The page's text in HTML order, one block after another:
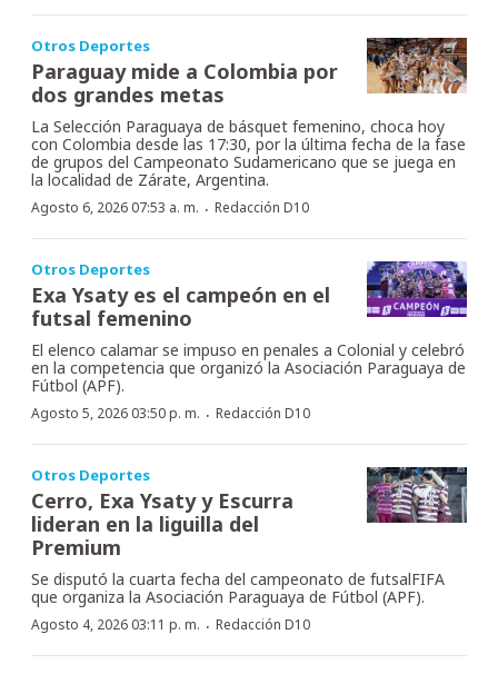
Otros Deportes
Paraguay mide a Colombia por
dos grandes metas
La Selección Paraguaya de básquet femenino, choca hoy
con Colombia desde las 17:30, por la última fecha de la fase
de grupos del Campeonato Sudamericano que se juega en
la localidad de Zárate, Argentina.
Agosto 6, 2026 07:53 a. m. · Redacción D10
Otros Deportes
Exa Ysaty es el campeón en el
futsal femenino
El elenco calamar se impuso en penales a Colonial y celebró
en la competencia que organizó la Asociación Paraguaya de
Fútbol (APF).
Agosto 5, 2026 03:50 p. m. · Redacción D10
Otros Deportes
Cerro, Exa Ysaty y Escurra
lideran en la liguilla del
Premium
Se disputó la cuarta fecha del campeonato de futsalFIFA
que organiza la Asociación Paraguaya de Fútbol (APF).
Agosto 4, 2026 03:11 p. m. · Redacción D10